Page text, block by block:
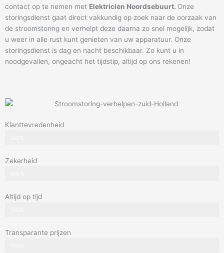
contact op te nemen met Elektricien Noordsebuurt. Onze
storingsdienst gaat direct vakkundig op zoek naar de oorzaak van
de stroomstoring en verhelpt deze daarna zo snel mogelijk, zodat
u weer in alle rust kunt genieten van uw apparatuur. Onze
storingsdienst is dag en nacht beschikbaar. Zo kunt u in
noodgevallen, ongeacht het tijdstip, altijd op ons rekenen!
Klanttevredenheid
Zekerheid
Altijd op tijd
Transparante prijzen